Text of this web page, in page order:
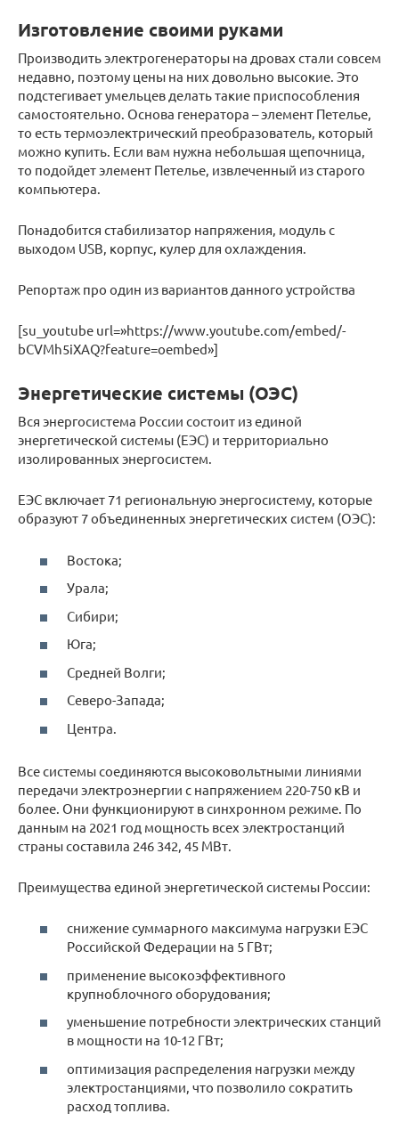
Изготовление своими руками
Производить электрогенераторы на дровах стали совсем
недавно, поэтому цены на них довольно высокие. Это
подстегивает умельцев делать такие приспособления
самостоятельно. Основа генератора – элемент Петелье,
то есть термоэлектрический преобразователь, который
можно купить. Если вам нужна небольшая щепочница,
то подойдет элемент Петелье, извлеченный из старого
компьютера.
Понадобится стабилизатор напряжения, модуль с
выходом USB, корпус, кулер для охлаждения.
Репортаж про один из вариантов данного устройства
[su_youtube url=»https://www.youtube.com/embed/-
bCVMh5iXAQ?feature=oembed»]
Энергетические системы (ОЭС)
Вся энергосистема России состоит из единой
энергетической системы (ЕЭС) и территориально
изолированных энергосистем.
ЕЭС включает 71 региональную энергосистему, которые
образуют 7 объединенных энергетических систем (ОЭС):
Востока;
Урала;
Сибири;
Юга;
Средней Волги;
Северо-Запада;
Центра.
Все системы соединяются высоковольтными линиями
передачи электроэнергии с напряжением 220-750 кВ и
более. Они функционируют в синхронном режиме. По
данным на 2021 год мощность всех электростанций
страны составила 246 342, 45 МВт.
Преимущества единой энергетической системы России:
снижение суммарного максимума нагрузки ЕЭС
Российской Федерации на 5 ГВт;
применение высокоэффективного
крупноблочного оборудования;
уменьшение потребности электрических станций
в мощности на 10-12 ГВт;
оптимизация распределения нагрузки между
электростанциями, что позволило сократить
расход топлива.